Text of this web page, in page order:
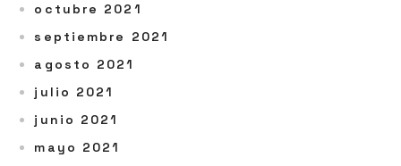
octubre 2021
septiembre 2021
agosto 2021
julio 2021
junio 2021
mayo 2021